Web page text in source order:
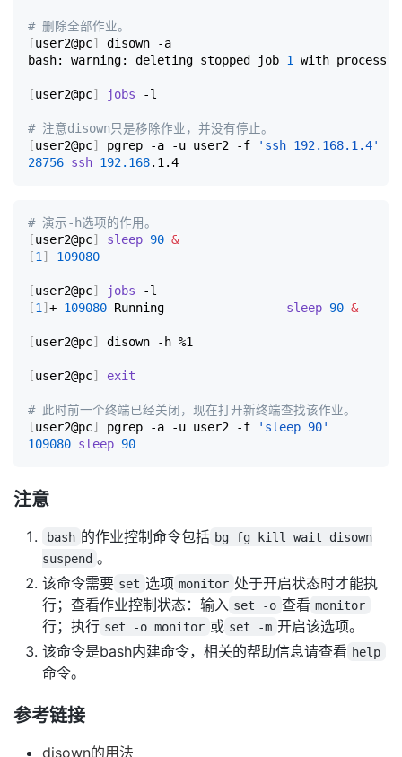
# 删除全部作业。
[user2@pc]
disown -a
bash: warning: deleting stopped job 1 with process
[user2@pc] jobs -l
# 注意disown只是移除作业，并没有停止。
[user2@pc] pgrep -a -u user2 -f
'ssh 192.168.1.4'
28756 ssh 192.168
# 演示-h选项的作用。
[user2@pc] sleep 90 &
[1 ] 109080
[user2@pc] jobs
[1 ] + 109080 Running sleep 90 &
[user2@pc] disown -h %1
[user2@pc] exit
# 此时前一个终端已经关闭，现在打开新终端查找该作业。
[user2@pc] pgrep -a -u user2 -f
'sleep 90'
109080 sleep 90
注意
bash 的作业控制命令包括 bg fg kill wait disown
suspend 。
该命令需要 set 选项 monitor 处于开启状态时才能执
行；查看作业控制状态：输入 set -o 查看 monitor
行；执行 set -o monitor 或 set -m 开启该选项。
该命令是bash内建命令，相关的帮助信息请查看 help
命令。
参考链接
disown的用法